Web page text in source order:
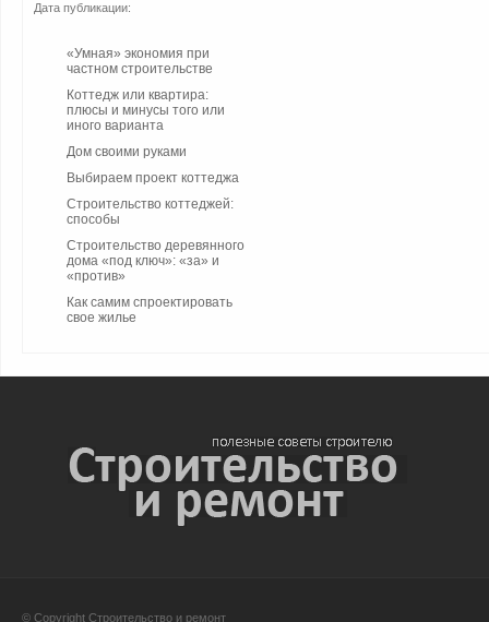
Дата публикации:
«Умная» экономия при
частном строительстве
Коттедж или квартира:
плюсы и минусы того или
иного варианта
Дом своими руками
Выбираем проект коттеджа
Строительство коттеджей:
способы
Строительство деревянного
дома «под ключ»: «за» и
«против»
Как самим спроектировать
свое жилье
© Copyright Строительство и ремонт